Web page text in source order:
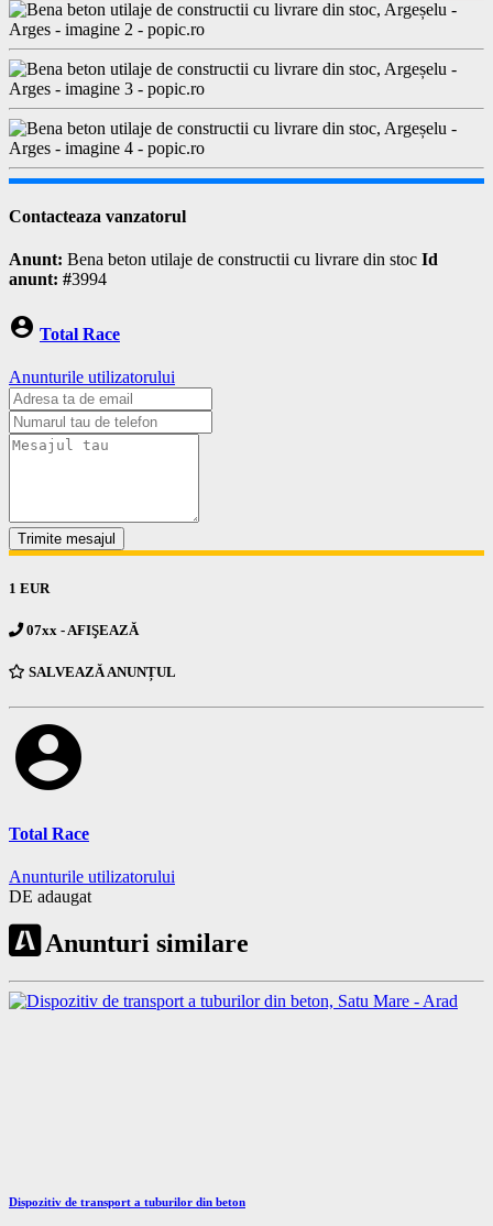
Contacteaza vanzatorul
Anunt: Bena beton utilaje de constructii cu livrare din stoc Id
anunt: #3994
account_circle Total Race
Anunturile utilizatorului
Trimite mesajul
1 EUR
07xx - AFIŞEAZĂ
SALVEAZĂ ANUNȚUL
account_circle
Total Race
Anunturile utilizatorului
DE adaugat
Anunturi similare
Dispozitiv de transport a tuburilor din beton